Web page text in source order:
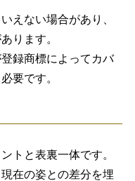
えない場合があり、
ります。
録商標によってカバ
要です。
トと表裏一体です。
在の姿との差分を埋